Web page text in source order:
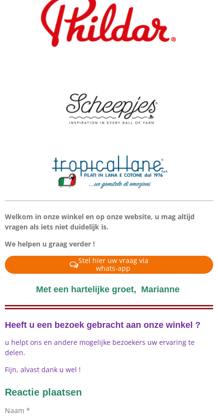
Welkom in onze winkel en op onze website, u mag altijd
vragen als iets niet duidelijk is.
We helpen u graag verder !
Stel hier uw vraag via
whats-app
Met een hartelijke groet, Marianne
Heeft u een bezoek gebracht aan onze winkel ?
u helpt ons en andere mogelijke bezoekers uw ervaring te
delen.
Fijn, alvast dank u wel !
Reactie plaatsen
Naam *